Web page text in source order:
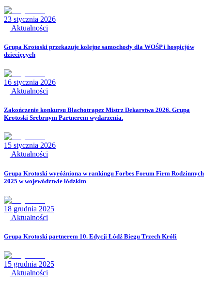
23 stycznia 2026
Aktualności
Grupa Krotoski przekazuje kolejne samochody dla WOŚP i hospicjów
dziecięcych
16 stycznia 2026
Aktualności
Zakończenie konkursu Blachotrapez Mistrz Dekarstwa 2026. Grupa
Krotoski Srebrnym Partnerem wydarzenia.
15 stycznia 2026
Aktualności
Grupa Krotoski wyróżniona w rankingu Forbes Forum Firm Rodzinnych
2025 w województwie łódzkim
18 grudnia 2025
Aktualności
Grupa Krotoski partnerem 10. Edycji Łódź Biegu Trzech Króli
15 grudnia 2025
Aktualności